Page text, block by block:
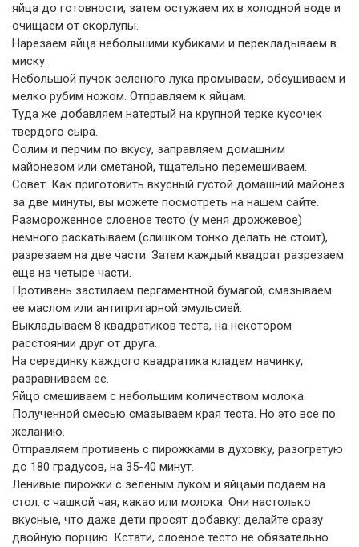
яйца до готовности, затем остужаем их в холодной воде и
очищаем от скорлупы.
Нарезаем яйца небольшими кубиками и перекладываем в
миску.
Небольшой пучок зеленого лука промываем, обсушиваем и
мелко рубим ножом. Отправляем к яйцам.
Туда же добавляем натертый на крупной терке кусочек
твердого сыра.
Солим и перчим по вкусу, заправляем домашним
майонезом или сметаной, тщательно перемешиваем.
Совет. Как приготовить вкусный густой домашний майонез
за две минуты, вы можете посмотреть на нашем сайте.
Размороженное слоеное тесто (у меня дрожжевое)
немного раскатываем (слишком тонко делать не стоит),
разрезаем на две части. Затем каждый квадрат разрезаем
еще на четыре части.
Противень застилаем пергаментной бумагой, смазываем
ее маслом или антипригарной эмульсией.
Выкладываем 8 квадратиков теста, на некотором
расстоянии друг от друга.
На серединку каждого квадратика кладем начинку,
разравниваем ее.
Яйцо смешиваем с небольшим количеством молока.
Полученной смесью смазываем края теста. Но это все по
желанию.
Отправляем противень с пирожками в духовку, разогретую
до 180 градусов, на 35-40 минут.
Ленивые пирожки с зеленым луком и яйцами подаем на
стол: с чашкой чая, какао или молока. Они настолько
вкусные, что даже дети просят добавку: делайте сразу
двойную порцию. Кстати, слоеное тесто не обязательно